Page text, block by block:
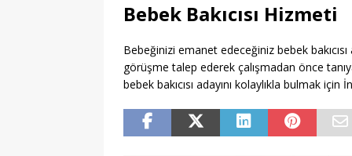
Bebek Bakıcısı Hizmeti
Bebeğinizi emanet edeceğiniz bebek
görüşme talep ederek çalışmadan önce
bebek bakıcısı adayını kolaylıkla bulmak